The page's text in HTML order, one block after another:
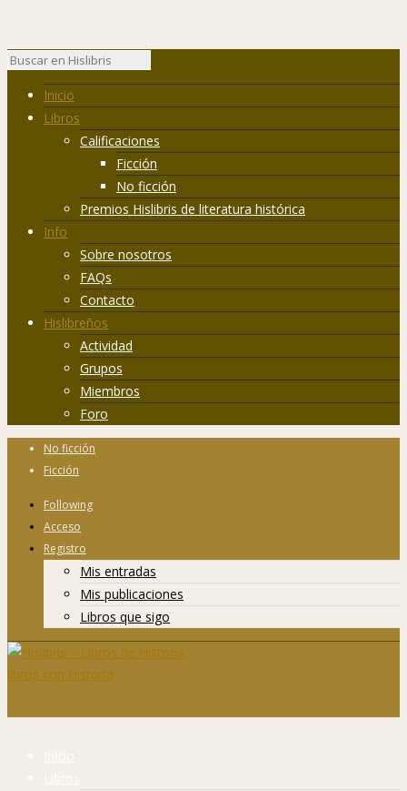
Inicio
Libros
Calificaciones
Ficción
No ficción
Premios Hislibris de literatura histórica
Info
Sobre nosotros
FAQs
Contacto
Hislibreños
Actividad
Grupos
Miembros
Foro
No ficción
Ficción
Following
Acceso
Registro
Mis entradas
Mis publicaciones
Libros que sigo
Inicio
Libros